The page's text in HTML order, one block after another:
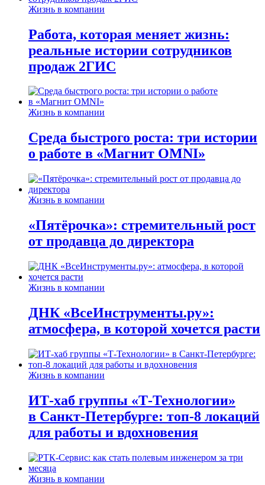
Жизнь в компании
Работа, которая меняет жизнь:
реальные истории сотрудников
продаж 2ГИС
Жизнь в компании
Среда быстрого роста: три истории
о работе в «Магнит OMNI»
Жизнь в компании
«Пятёрочка»: стремительный рост
от продавца до директора
Жизнь в компании
ДНК «ВсеИнструменты.ру»:
атмосфера, в которой хочется расти
Жизнь в компании
ИТ-хаб группы «Т-Технологии»
в Санкт-Петербурге: топ-8 локаций
для работы и вдохновения
Жизнь в компании